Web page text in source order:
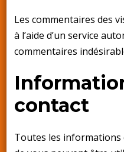
Les commentaires des
à l’aide d’un service
commentaires
contact
Toutes les informations